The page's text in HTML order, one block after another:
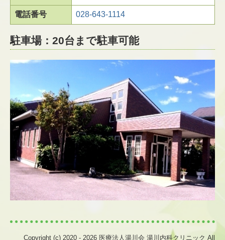
電話番号 028-643-1114
駐車場：20台まで駐車可能
Copyright (c) 2020 - 2026 医療法人湯川会 湯川内科クリニック All